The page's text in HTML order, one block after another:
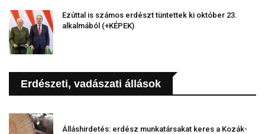
Ezúttal is számos erdészt tüntettek ki október 23.
alkalmából (+KÉPEK)
Erdészeti, vadászati állások
Álláshirdetés: erdész munkatársakat keres a Kozák-